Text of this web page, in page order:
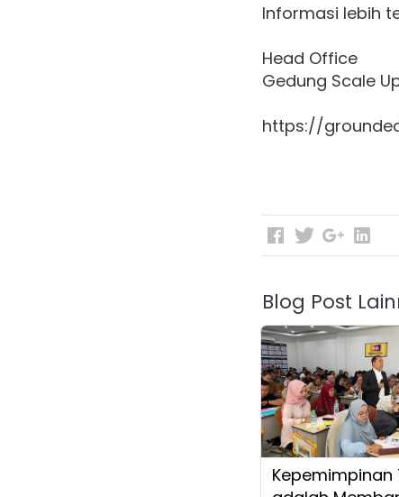
Informasi lebih
Head Office
Gedung Scale
https://
Blog Post
Kepemimpinan